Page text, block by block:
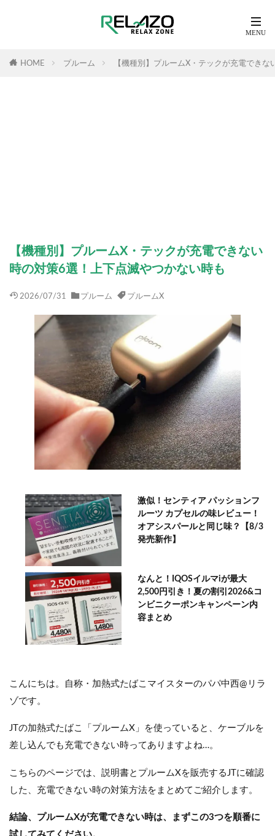
HOME プルーム 【機種別】プルームX・テックが充電でき
【機種別】プルームX・テックが充電できない
時の対策6選！上下点滅やつかない時も
2026/07/31 プルーム プルームX
激似！センティア パッションフ
ルーツ カプセルの味レビュー！
オアシスパールと同じ味？【8/3
発売新作】
なんと！IQOSイルマiが最大
2,500円引き！夏の割引2026&コ
ンビニクーポンキャンペーン内
容まとめ
こんにちは。自称・加熱式たばこマイスターのパパ中西@リラ
ゾです。
JTの加熱式たばこ「プルームX」を使っていると、ケーブルを
差し込んでも充電できない時ってありますよね…。
こちらのページでは、説明書とプルームXを販売するJTに確認
した、充電できない時の対策方法をまとめてご紹介します。
結論、プルームXが充電できない時は、まずこの3つを順番に